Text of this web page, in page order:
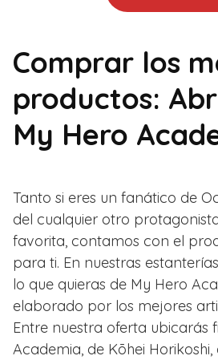
Comprar los
productos:
My Hero
Tanto si eres un fanático de
del cualquier otro
favorita, contamos con el
para ti. En nuestras
lo que quieras de My Hero
elaborado por los mejores
Entre nuestra oferta ubicarás
Academia, de Kōhei Horikoshi,